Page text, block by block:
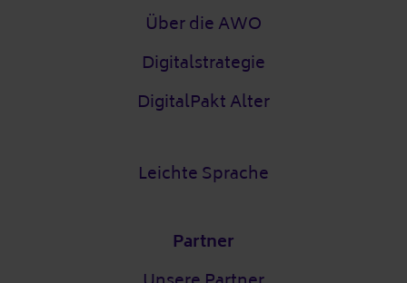
Über die AWO
Digitalstrategie
DigitalPakt Alter
Leichte Sprache
Partner